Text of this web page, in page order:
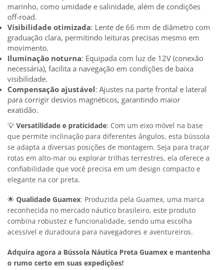
marinho, como umidade e salinidade, além de condições
off-road.
Visibilidade otimizada: Lente de 66 mm de diâmetro com
graduação clara, permitindo leituras precisas mesmo em
movimento.
Iluminação noturna: Equipada com luz de 12V (conexão
necessária), facilita a navegação em condições de baixa
visibilidade.
Compensação ajustável: Ajustes na parte frontal e lateral
para corrigir desvios magnéticos, garantindo maior
exatidão.
💡 Versatilidade e praticidade: Com um eixo móvel na base
que permite inclinação para diferentes ângulos, esta bússola
se adapta a diversas posições de montagem. Seja para traçar
rotas em alto-mar ou explorar trilhas terrestres, ela oferece a
confiabilidade que você precisa em um design compacto e
elegante na cor preta.
🌟 Qualidade Guamex: Produzida pela Guamex, uma marca
reconhecida no mercado náutico brasileiro, este produto
combina robustez e funcionalidade, sendo uma escolha
acessível e duradoura para navegadores e aventureiros.
Adquira agora a Bússola Náutica Preta Guamex e mantenha
o rumo certo em suas expedições!